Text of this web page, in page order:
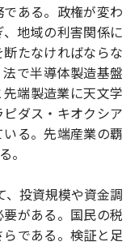
ある。政権が変わ
地域の利害関係に
たなければならな
で半導体製造基盤
端製造業に天文学
ダス・キオクシア
る。先端産業の覇
。
、投資規模や資金調
がある。国民の税
である。検証と足